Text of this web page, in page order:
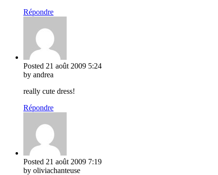
Répondre
Posted 21 août 2009 5:24
by andrea
really cute dress!
Répondre
Posted 21 août 2009 7:19
by oliviachanteuse